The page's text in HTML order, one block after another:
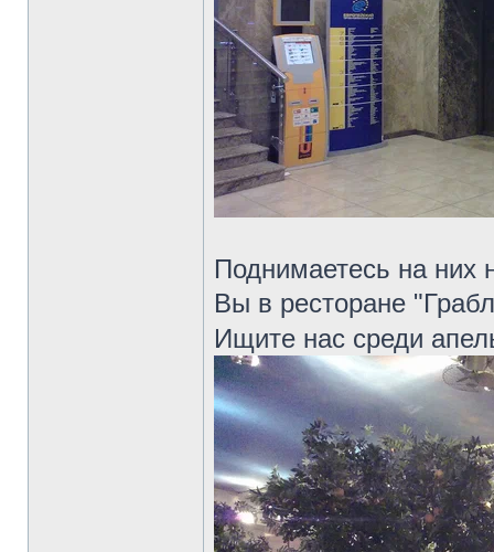
Поднимаетесь на них
Вы в ресторане
Ищите нас среди